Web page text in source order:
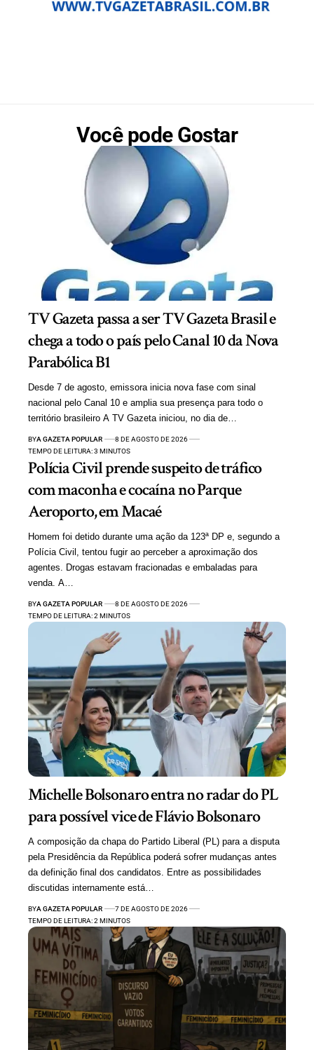
Você pode Gostar
TV Gazeta passa a ser TV Gazeta Brasil e
chega a todo o país pelo Canal 10 da Nova
Parabólica B1
Desde 7 de agosto, emissora inicia nova fase com sinal
nacional pelo Canal 10 e amplia sua presença para todo o
território brasileiro A TV Gazeta iniciou, no dia de…
BYA GAZETA POPULAR
8 DE AGOSTO DE 2026
TEMPO DE LEITURA: 3 MINUTOS
Polícia Civil prende suspeito de tráfico
com maconha e cocaína no Parque
Aeroporto, em Macaé
Homem foi detido durante uma ação da 123ª DP e, segundo a
Polícia Civil, tentou fugir ao perceber a aproximação dos
agentes. Drogas estavam fracionadas e embaladas para
venda. A…
BYA GAZETA POPULAR
8 DE AGOSTO DE 2026
TEMPO DE LEITURA: 2 MINUTOS
Michelle Bolsonaro entra no radar do PL
para possível vice de Flávio Bolsonaro
A composição da chapa do Partido Liberal (PL) para a disputa
pela Presidência da República poderá sofrer mudanças antes
da definição final dos candidatos. Entre as possibilidades
discutidas internamente está…
BYA GAZETA POPULAR
7 DE AGOSTO DE 2026
TEMPO DE LEITURA: 2 MINUTOS